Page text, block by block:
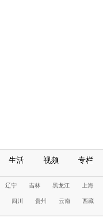
生活 视频 专栏
辽宁 吉林 黑龙江 上海
四川 贵州 云南 西藏